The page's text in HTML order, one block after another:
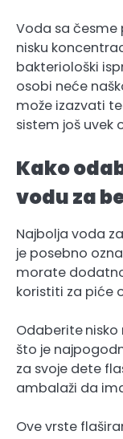
Voda sa česme
nisku
bakteriološki
osobi neće
može izazvati
sistem još uvek
Kako
vodu za
Najbolja voda
je posebno
morate
koristiti za piće
Odaberite
što je
za svoje dete
ambalaži da
Ove vrste